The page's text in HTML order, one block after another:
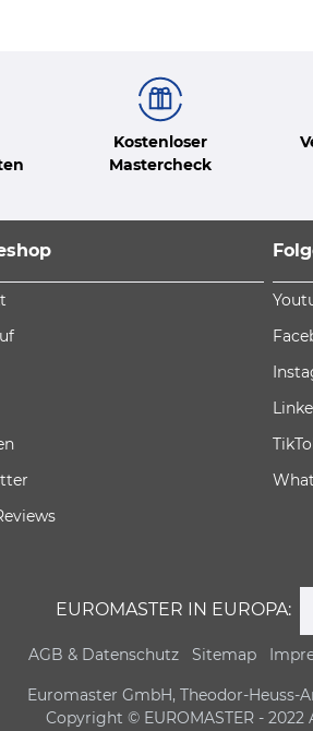
Kostenloser
Mastercheck
EUROMASTER IN EUROPA:
AGB & Datenschutz Sitemap
Euromaster GmbH, Theodor-Heuss-
Copyright © EUROMASTER -